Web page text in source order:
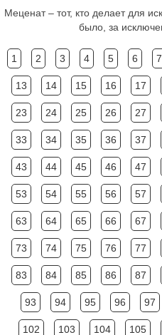
Меценат – тот, кто делает для
было, за
1 2 3 4 5 6 7
13 14 15 16 17
23 24 25 26 27
33 34 35 36 37
43 44 45 46 47
53 54 55 56 57
63 64 65 66 67
73 74 75 76 77
83 84 85 86 87
93 94 95 96 97
102 103 104 105